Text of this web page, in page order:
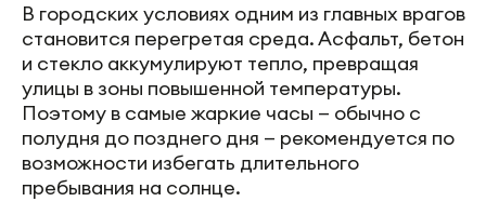
В городских условиях одним из главных врагов
становится перегретая среда. Асфальт, бетон
и стекло аккумулируют тепло, превращая
улицы в зоны повышенной температуры.
Поэтому в самые жаркие часы — обычно с
полудня до позднего дня — рекомендуется по
возможности избегать длительного
пребывания на солнце.